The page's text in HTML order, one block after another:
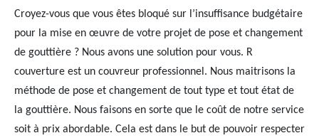
Croyez-vous que vous êtes bloqué sur l’insuffisance budgétaire
pour la mise en œuvre de votre projet de pose et changement
de gouttière ? Nous avons une solution pour vous. R
couverture est un couvreur professionnel. Nous maitrisons la
méthode de pose et changement de tout type et tout état de
la gouttière. Nous faisons en sorte que le coût de notre service
soit à prix abordable. Cela est dans le but de pouvoir respecter